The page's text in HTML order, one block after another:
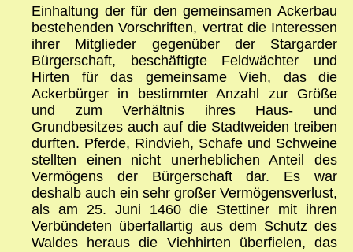
Einhaltung der für den gemeinsamen Ackerbau
bestehenden Vorschriften, vertrat die Interessen
ihrer Mitglieder gegenüber der Stargarder
Bürgerschaft, beschäftigte Feldwächter und
Hirten für das gemeinsame Vieh, das die
Ackerbürger in bestimmter Anzahl zur Größe
und zum Verhältnis ihres Haus- und
Grundbesitzes auch auf die Stadtweiden treiben
durften. Pferde, Rindvieh, Schafe und Schweine
stellten einen nicht unerheblichen Anteil des
Vermögens der Bürgerschaft dar. Es war
deshalb auch ein sehr großer Vermögensverlust,
als am 25. Juni 1460 die Stettiner mit ihren
Verbündeten überfallartig aus dem Schutz des
Waldes heraus die Viehhirten überfielen, das